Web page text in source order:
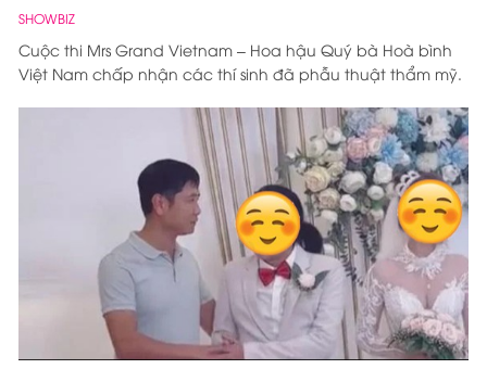
SHOWBIZ
Cuộc thi Mrs Grand Vietnam – Hoa hậu Quý bà Hoà bình
Việt Nam chấp nhận các thí sinh đã phẫu thuật thẩm mỹ.